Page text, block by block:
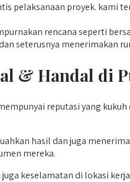
pelaksanaan proyek. kami
rencana seperti
seterusnya menerimakan
& Handal di
reputasi yang
hasil dan juga
mereka.
keselamatan di lokasi